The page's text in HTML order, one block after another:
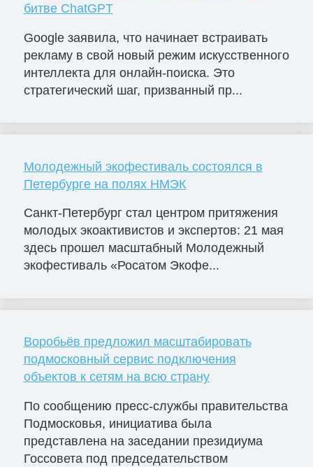
битве ChatGPT
Google заявила, что начинает встраивать
рекламу в свой новый режим искусственного
интеллекта для онлайн-поиска. Это
стратегический шаг, призванный пр...
Молодежный экофестиваль состоялся в
Петербурге на полях НМЭК
Санкт-Петербург стал центром притяжения
молодых экоактивистов и экспертов: 21 мая
здесь прошел масштабный Молодежный
экофестиваль «Росатом Экофе...
Воробьёв предложил масштабировать
подмосковный сервис подключения
объектов к сетям на всю страну
По сообщению пресс-службы правительства
Подмосковья, инициатива была
представлена на заседании президиума
Госсовета под председательством